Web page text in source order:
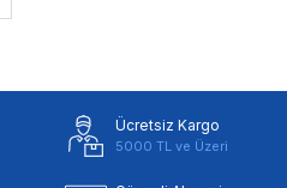
Ücretsiz Kargo
5000 TL ve Üzeri